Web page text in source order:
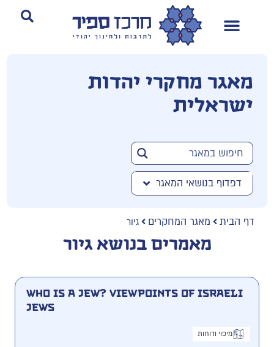
מאגר מחקרי יהדות
ישראלית
דפדוף בנושאי המאגר
דף הבית מאגר המחקרים גיור
מאמרים בנושא גיור
Who Is a Jew? Viewpoints of Israeli
Jews
מיפוי ודוחות